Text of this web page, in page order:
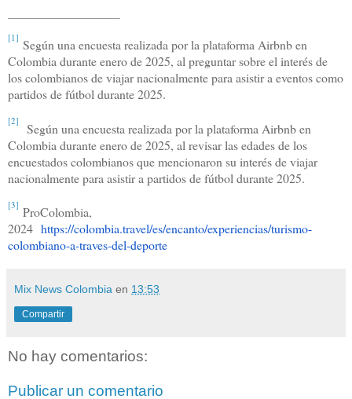
[1] Según una encuesta realizada por la plataforma Airbnb en
Colombia durante enero de 2025, al preguntar sobre el interés de
los colombianos de viajar nacionalmente para asistir a eventos como
partidos de fútbol durante 2025.
[2]
Según una encuesta realizada por la plataforma Airbnb en
Colombia durante enero de 2025, al revisar las edades de los
encuestados colombianos que mencionaron su interés de viajar
nacionalmente para asistir a partidos de fútbol durante 2025.
[3] ProColombia,
2024 https://colombia.travel/es/encanto/experiencias/turismo-
colombiano-a-traves-del-deporte
Mix News Colombia en 13:53
Compartir
No hay comentarios:
Publicar un comentario